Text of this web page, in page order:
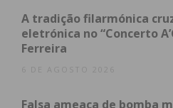
Assine nossa
obtenha de forma
A tradição filarmónica
eletrónica no “Concerto
Ferreira
6 DE AGOSTO 2026
Falsa ameaça de bomba